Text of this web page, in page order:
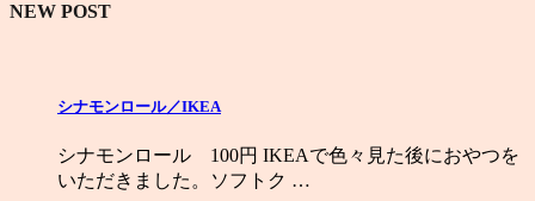
NEW POST
シナモンロール／IKEA
シナモンロール 100円 IKEAで色々見た後におやつを
いただきました。ソフトク …